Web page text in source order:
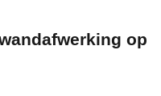
op